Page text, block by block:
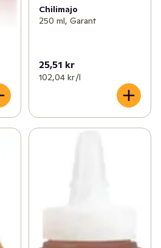
Chilimajo
250 ml, Garant
25,51 kr
102,04 kr /l